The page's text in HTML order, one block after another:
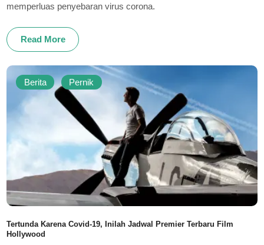
memperluas penyebaran virus corona.
Read More
Berita Pernik
Tertunda Karena Covid-19, Inilah Jadwal Premier Terbaru Film
Hollywood